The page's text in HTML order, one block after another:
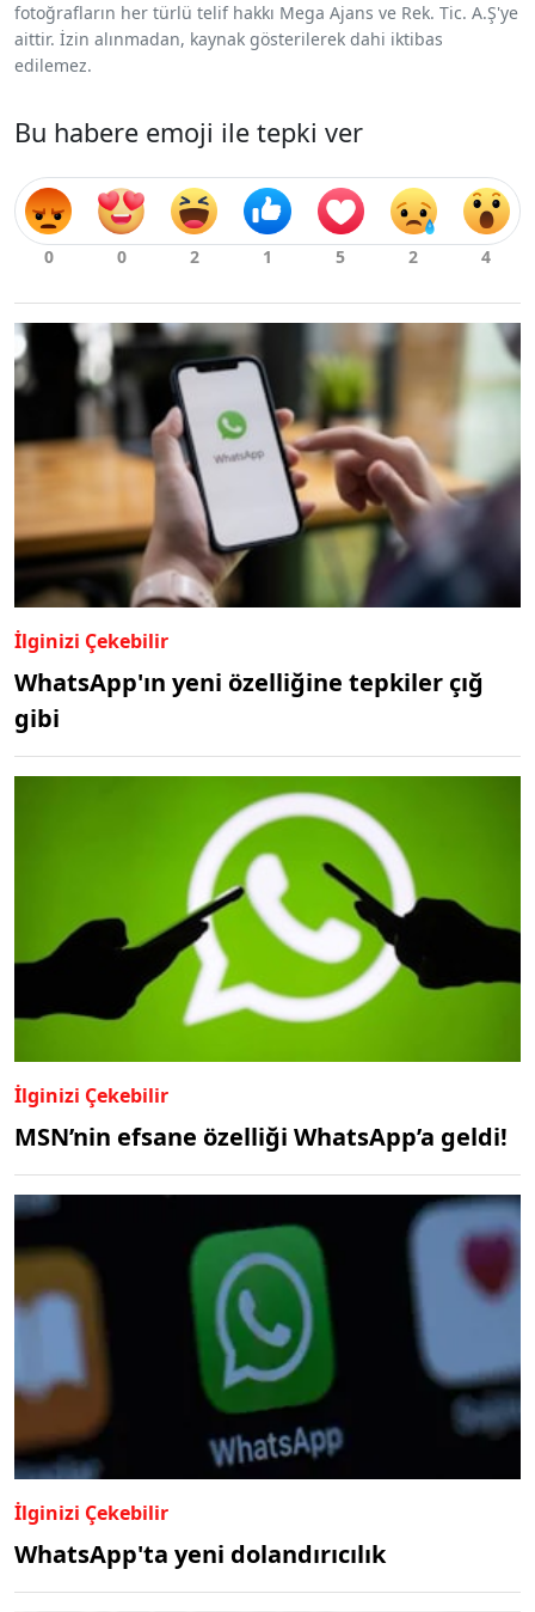
fotoğrafların her türlü telif hakkı Mega Ajans ve Rek. Tic. A.Ş'ye
aittir. İzin alınmadan, kaynak gösterilerek dahi iktibas
edilemez.
Bu habere emoji ile tepki ver
İlginizi Çekebilir
WhatsApp'ın yeni özelliğine tepkiler çığ
gibi
İlginizi Çekebilir
MSN’nin efsane özelliği WhatsApp’a geldi!
İlginizi Çekebilir
WhatsApp'ta yeni dolandırıcılık